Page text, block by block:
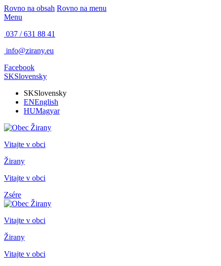
Rovno na obsah Rovno na menu
Menu
037 / 631 88 41
info@zirany.eu
Facebook
SKSlovensky
SKSlovensky
ENEnglish
HUMagyar
Vitajte v obci
Žirany
Vitajte v obci
Zsére
Vitajte v obci
Žirany
Vitajte v obci